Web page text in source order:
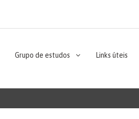
Grupo de estudos Links úteis